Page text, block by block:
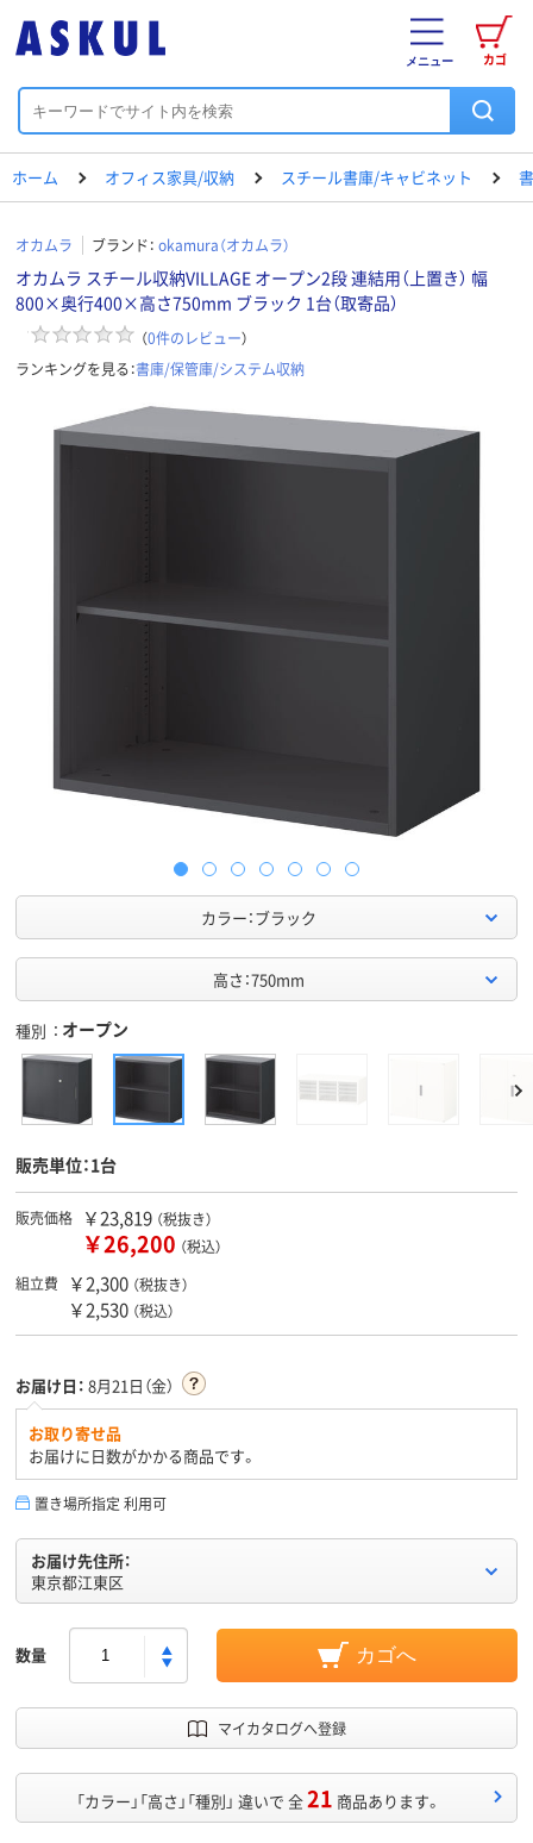
カゴ
メニュー
ホーム オフィス家具/収納 スチール書庫/キャビネット
オカムラ ブランド： okamura（オカムラ）
オカムラ スチール収納VILLAGE オープン2段 連結用（上置き） 幅
800×奥行400×高さ750mm ブラック 1台（取寄品）
（0件のレビュー）
ランキングを見る：書庫/保管庫/システム収納
カラー：ブラック
高さ：750mm
種別 オープン
販売単位：1台
販売価格 ￥23,819 （税抜き）
￥26,200 （税込）
組立費
￥2,300 （税抜き）
￥2,530 （税込）
お届け日： 8月21日（金）
お取り寄せ品
お届けに日数がかかる商品です。
置き場所指定 利用可
お届け先住所：
東京都江東区
数量 カゴへ
マイカタログへ登録
「カラー」「高さ」「種別」 違いで 全21 商品あります。